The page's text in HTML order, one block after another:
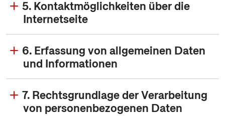
5. Kontaktmöglichkeiten über die
Internetseite
6. Erfassung von allgemeinen Daten
und Informationen
7. Rechtsgrundlage der Verarbeitung
von personenbezogenen Daten